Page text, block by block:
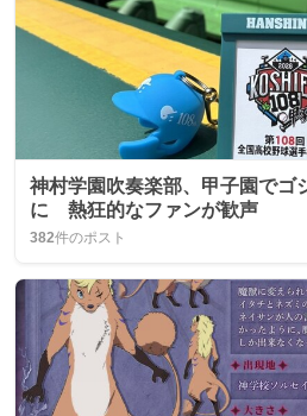
神村学園吹奏楽部、甲子園でゴ
に 熱狂的なファンが歓声
382件のポスト